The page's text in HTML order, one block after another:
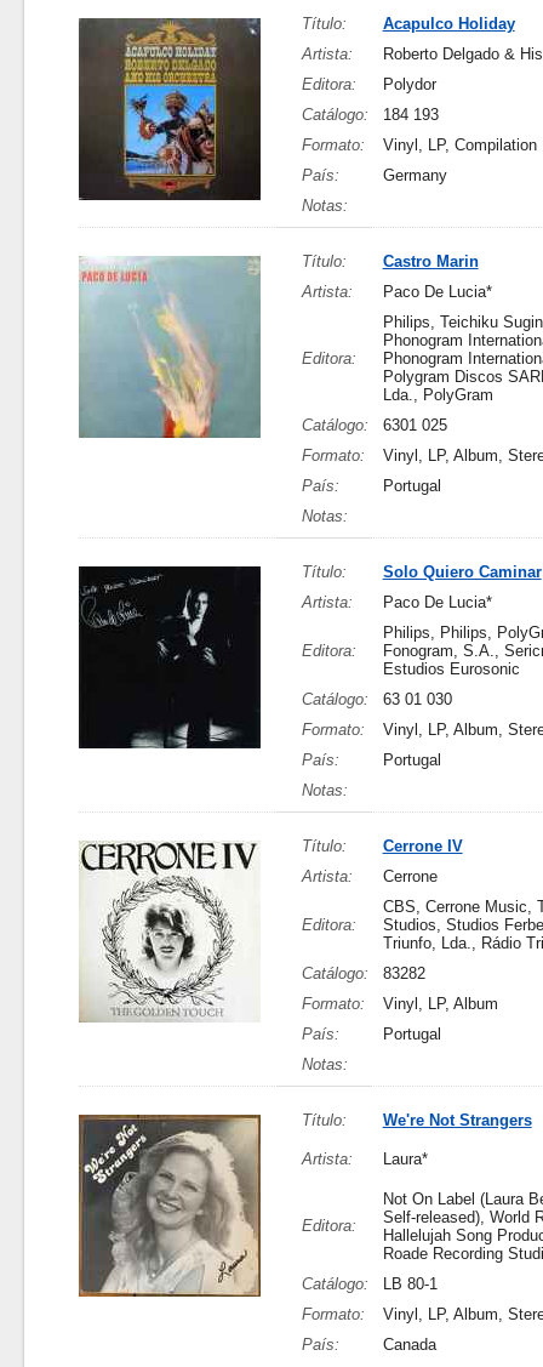
Título:
Acapulco Holiday
Artista:
Roberto Delgado &
Editora:
Polydor
Catálogo:
184 193
Formato:
Vinyl, LP, Compilation
País:
Germany
Notas:
Título:
Castro Marin
Artista:
Paco De Lucia*
Editora:
Philips, Teichiku
Phonogram
Phonogram
Polygram Discos
Lda., PolyGram
Catálogo:
6301 025
Formato:
Vinyl, LP, Album,
País:
Portugal
Notas:
Título:
Solo Quiero Caminar
Artista:
Paco De Lucia*
Editora:
Philips, Philips,
Fonogram, S.A.,
Estudios Eurosonic
Catálogo:
63 01 030
Formato:
Vinyl, LP, Album,
País:
Portugal
Notas:
Título:
Cerrone IV
Artista:
Cerrone
Editora:
CBS, Cerrone Music,
Studios, Studios
Triunfo, Lda., Rádio
Catálogo:
83282
Formato:
Vinyl, LP, Album
País:
Portugal
Notas:
Título: We're Not Strangers
Artista: Laura*
Editora:
Not On Label (Laura
Self-released), World
Hallelujah Song
Roade Recording
Catálogo:
LB 80-1
Formato:
Vinyl, LP, Album,
País:
Canada